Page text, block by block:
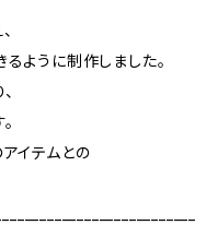
ように制作しました。
イテムとの